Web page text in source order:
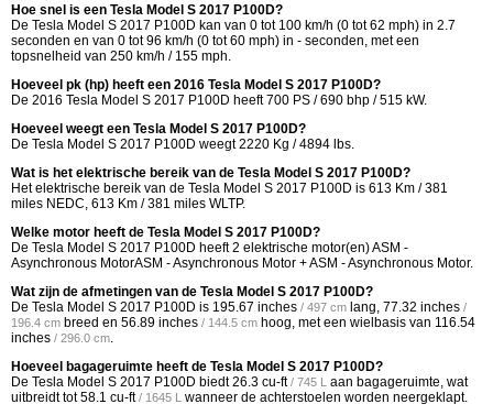
Hoe snel is een Tesla Model S 2017 P100D?
De Tesla Model S 2017 P100D kan van 0 tot 100 km/h (0 tot 62 mph) in 2.7
seconden en van 0 tot 96 km/h (0 tot 60 mph) in - seconden, met een
topsnelheid van 250 km/h / 155 mph.
Hoeveel pk (hp) heeft een 2016 Tesla Model S 2017 P100D?
De 2016 Tesla Model S 2017 P100D heeft 700 PS / 690 bhp / 515 kW.
Hoeveel weegt een Tesla Model S 2017 P100D?
De Tesla Model S 2017 P100D weegt 2220 Kg / 4894 lbs.
Wat is het elektrische bereik van de Tesla Model S 2017 P100D?
Het elektrische bereik van de Tesla Model S 2017 P100D is 613 Km / 381
miles NEDC, 613 Km / 381 miles WLTP.
Welke motor heeft de Tesla Model S 2017 P100D?
De Tesla Model S 2017 P100D heeft 2 elektrische motor(en) ASM -
Asynchronous MotorASM - Asynchronous Motor + ASM - Asynchronous Motor.
Wat zijn de afmetingen van de Tesla Model S 2017 P100D?
De Tesla Model S 2017 P100D is 195.67 inches / 497 cm lang, 77.32 inches /
196.4 cm breed en 56.89 inches / 144.5 cm hoog, met een wielbasis van 116.54
inches / 296.0 cm
Hoeveel bagageruimte heeft de Tesla Model S 2017 P100D?
De Tesla Model S 2017 P100D biedt26.3 cu-ft / 745 L aan bagageruimte, wat
uitbreidt tot58.1 cu-ft / 1645 L wanneer de achterstoelen worden neergeklapt.